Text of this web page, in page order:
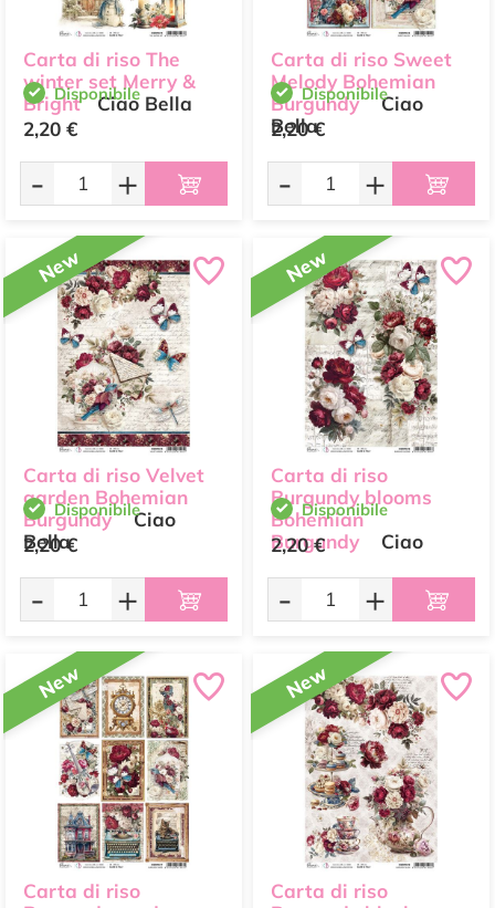
Carta di riso The
winter set Merry &
Bright Ciao Bella
Disponibile
2,20 €
- +
Carta di riso Sweet
Melody Bohemian
Burgundy Ciao
Bella
Disponibile
2,20 €
- +
New
Carta di riso Velvet
garden Bohemian
Burgundy Ciao
Bella
Disponibile
2,20 €
- +
New
Carta di riso
Burgundy blooms
Bohemian
Burgundy
Ciao
Disponibile
2,20 €
- +
New
Carta di riso
New
Carta di riso